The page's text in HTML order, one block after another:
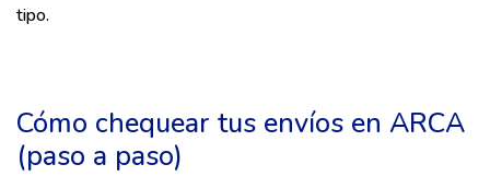
tipo.
Cómo chequear tus envíos en ARCA
(paso a paso)